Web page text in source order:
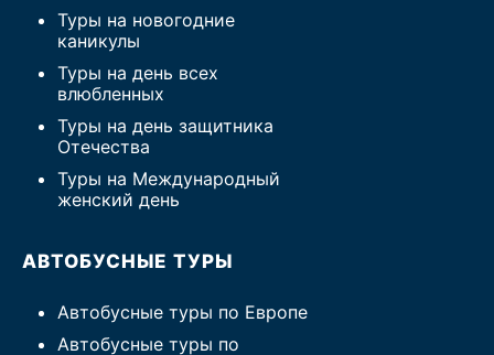
Туры на новогодние
каникулы
Туры на день всех
влюбленных
Туры на день защитника
Отечества
Туры на Международный
женский день
АВТОБУСНЫЕ ТУРЫ
Автобусные туры по Европе
Автобусные туры по